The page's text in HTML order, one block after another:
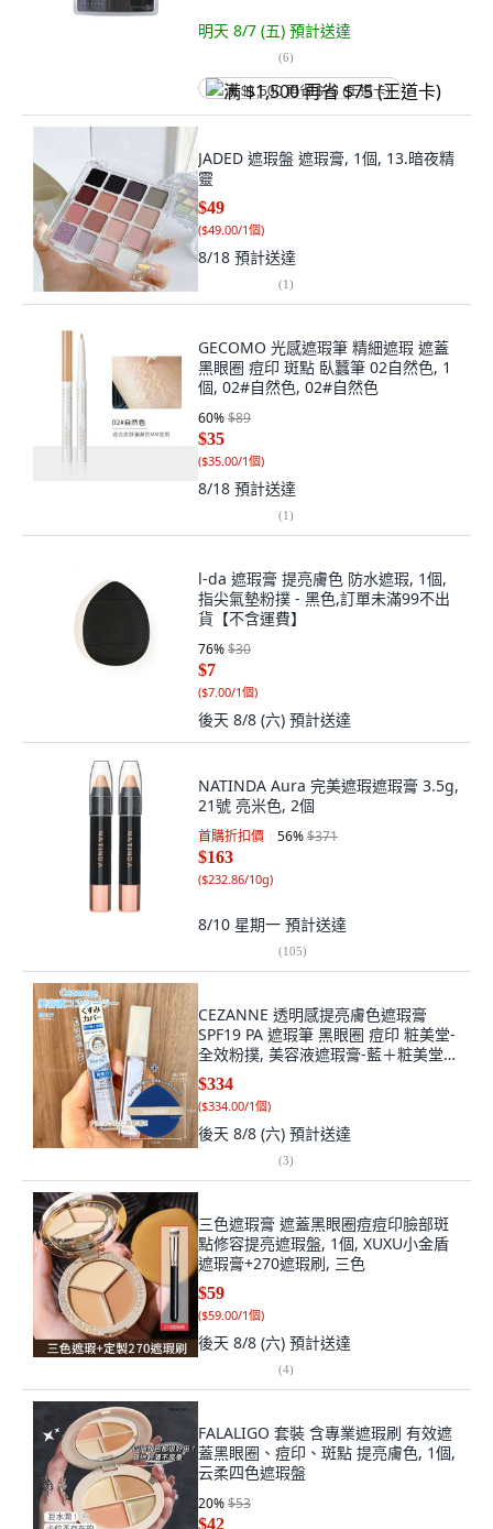
明天 8/7 (五) 預計送達
(6)
满 $1,500 再省 $75 (王道卡)
JADED 遮瑕盤 遮瑕膏, 1個, 13.暗夜精
靈
$49
($49.00/1個)
8/18 預計送達
(1)
GECOMO 光感遮瑕筆 精細遮瑕 遮蓋
黑眼圈 痘印 斑點 臥蠶筆 02自然色, 1
個, 02#自然色, 02#自然色
60%$89
$35
($35.00/1個)
8/18 預計送達
(1)
l-da 遮瑕膏 提亮膚色 防水遮瑕, 1個,
指尖氣墊粉撲 - 黑色,訂單未滿99不出
貨【不含運費】
76%$30
$7
($7.00/1個)
後天 8/8 (六) 預計送達
NATINDA Aura 完美遮瑕遮瑕膏 3.5g,
21號 亮米色, 2個
首購折扣價 56%$371
$163
($232.86/10g)
8/10 星期一 預計送達
(105)
CEZANNE 透明感提亮膚色遮瑕膏
SPF19 PA 遮瑕筆 黑眼圈 痘印 粧美堂-
全效粉撲, 美容液遮瑕膏-藍＋粧美堂-
全效粉撲, 1個
$334
($334.00/1個)
後天 8/8 (六) 預計送達
(3)
三色遮瑕膏 遮蓋黑眼圈痘痘印臉部斑
點修容提亮遮瑕盤, 1個, XUXU小金盾
遮瑕膏+270遮瑕刷, 三色
$59
($59.00/1個)
後天 8/8 (六) 預計送達
(4)
FALALIGO 套裝 含專業遮瑕刷 有效遮
蓋黑眼圈、痘印、斑點 提亮膚色, 1個,
云柔四色遮瑕盤
20%$53
$42